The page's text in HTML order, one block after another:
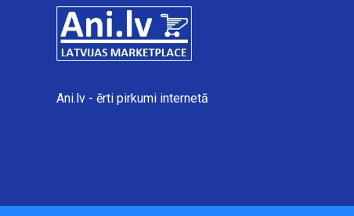
Ani.lv - ērti pirkumi internetā